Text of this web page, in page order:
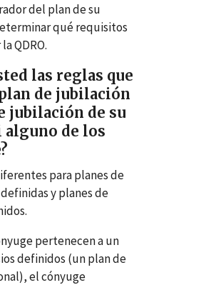
del plan de su
qué requisitos
laQDRO.
las reglas que
de jubilación
jubilación de su
alguno de los
para planes de
y planes de
pertenecen a un
definidos (un plan de
el cónyuge